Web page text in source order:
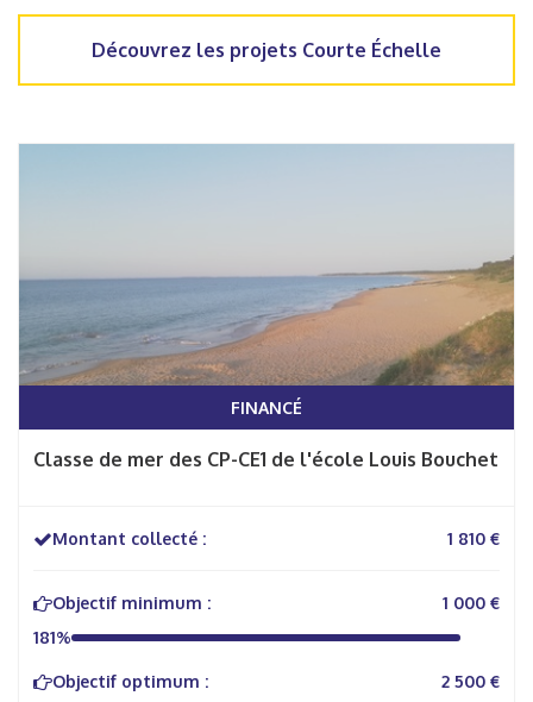
Découvrez les projets Courte Échelle
FINANCÉ
Classe de mer des CP-CE1 de l'école Louis Bouchet
Montant collecté : 1 810 €
Objectif minimum :
1 000 €
181%
Objectif optimum :
2 500 €